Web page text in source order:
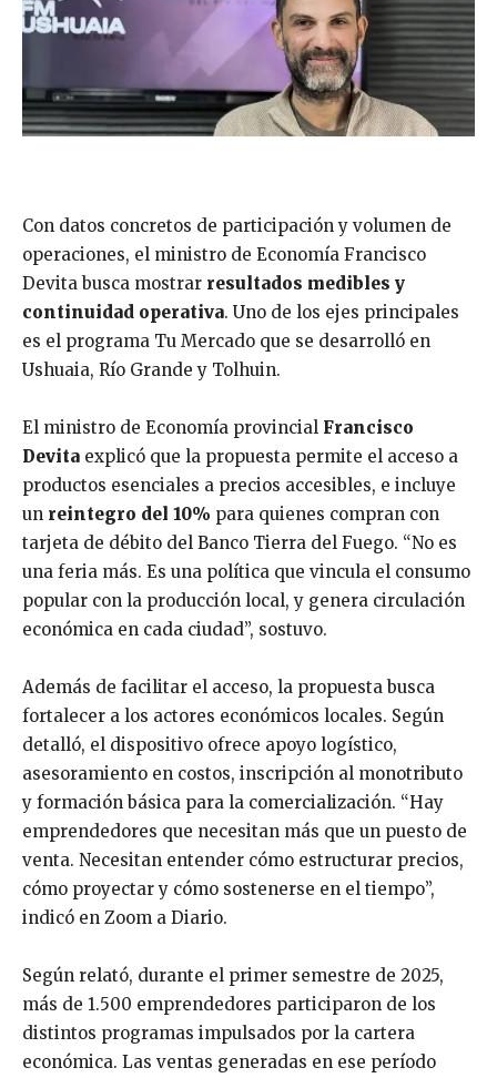
Con datos concretos de participación y volumen de
operaciones, el ministro de Economía Francisco
Devita busca mostrar resultados medibles y
continuidad operativa. Uno de los ejes principales
es el programa Tu Mercado que se desarrolló en
Ushuaia, Río Grande y Tolhuin.
El ministro de Economía provincial Francisco
Devita explicó que la propuesta permite el acceso a
productos esenciales a precios accesibles, e incluye
un reintegro del 10% para quienes compran con
tarjeta de débito del Banco Tierra del Fuego. “No es
una feria más. Es una política que vincula el consumo
popular con la producción local, y genera circulación
económica en cada ciudad”, sostuvo.
Además de facilitar el acceso, la propuesta busca
fortalecer a los actores económicos locales. Según
detalló, el dispositivo ofrece apoyo logístico,
asesoramiento en costos, inscripción al monotributo
y formación básica para la comercialización. “Hay
emprendedores que necesitan más que un puesto de
venta. Necesitan entender cómo estructurar precios,
cómo proyectar y cómo sostenerse en el tiempo”,
indicó en Zoom a Diario.
Según relató, durante el primer semestre de 2025,
más de 1.500 emprendedores participaron de los
distintos programas impulsados por la cartera
económica. Las ventas generadas en ese período